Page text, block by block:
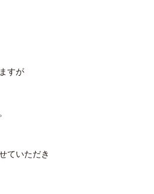
すが
ていただき